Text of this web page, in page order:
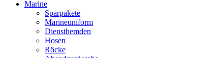
Marine
Sparpakete
Marineuniform
Diensthemden
Hosen
Röcke